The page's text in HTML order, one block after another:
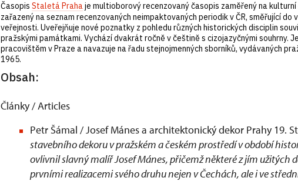
Časopis Staletá Prahaje multioborový recenzovaný časopis zaměřený na
zařazený na seznam recenzovaných neimpaktovaných periodik v ČR, směřující
veřejnosti. Uveřejňuje nové poznatky z pohledu různých historických disciplin
pražskými památkami. Vychází dvakrát ročně v češtině s cizojazyčnými souhrny.
pracovištěm v Praze a navazuje na řadu stejnojmenných sborníků, vydávaných
1965.
Obsah:
Články / Articles
Petr Šámal / Josef Mánes a architektonický dekor Prahy 19.
stavebního dekoru v pražském a českém prostředí v období
ovlivnil slavný malíř Josef Mánes, přičemž některé z jím užitých
prvními realizacemi svého druhu nejen v Čechách, ale i ve